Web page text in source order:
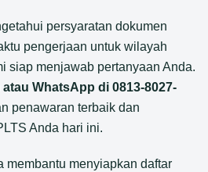
persyaratan dokumen
pengerjaan untuk wilayah
siap menjawab pertanyaan Anda.
WhatsApp di 0813-8027-
penawaran terbaik dan
Anda hari ini.
membantu menyiapkan daftar